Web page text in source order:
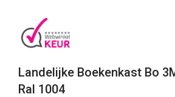
Landelijke Boekenkast Bo
Ral 1004